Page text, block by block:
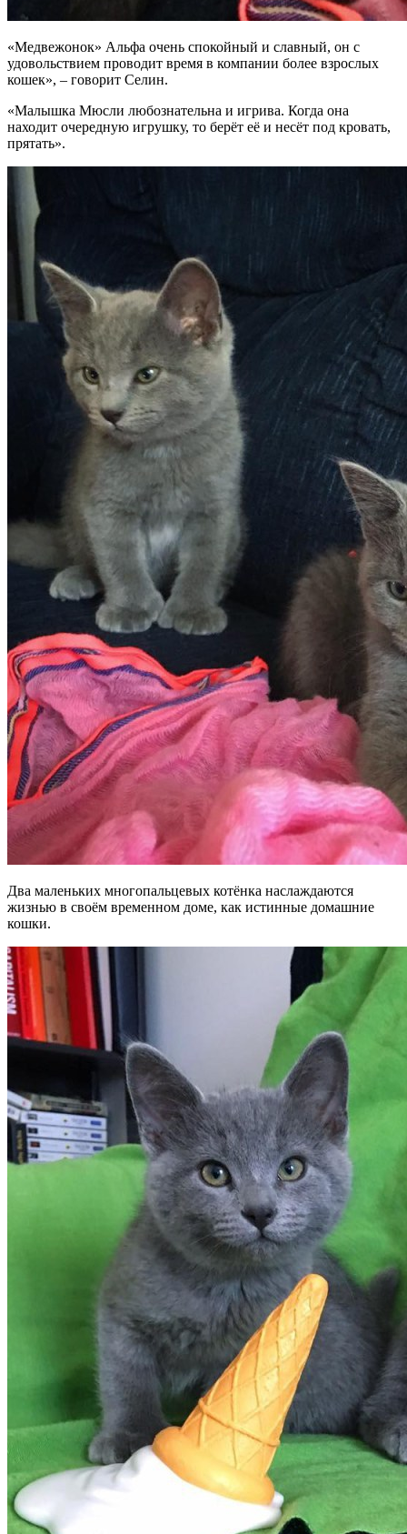
«Медвежонок» Альфа очень спокойный и славный, он с
удовольствием проводит время в компании более взрослых
кошек», – говорит Селин.
«Малышка Мюсли любознательна и игрива. Когда она
находит очередную игрушку, то берёт её и несёт под кровать,
прятать».
Два маленьких многопальцевых котёнка наслаждаются
жизнью в своём временном доме, как истинные домашние
кошки.